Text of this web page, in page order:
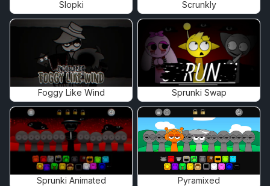
Slopki Scrunkly
Foggy Like Wind Sprunki Swap
Sprunki Animated Pyramixed